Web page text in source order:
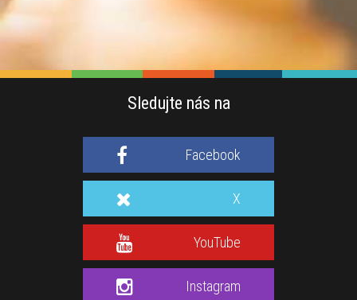
Sledujte nás na
Facebook
X
YouTube
Instagram